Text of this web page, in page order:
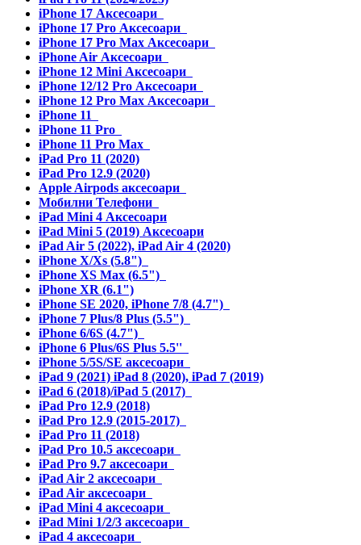
iPhone 17 Аксесоари
iPhone 17 Pro Аксесоари
iPhone 17 Pro Max Аксесоари
iPhone Air Аксесоари
iPhone 12 Mini Аксесоари
iPhone 12/12 Pro Аксесоари
iPhone 12 Pro Max Аксесоари
iPhone 11
iPhone 11 Pro
iPhone 11 Pro Max
iPad Pro 11 (2020)
iPad Pro 12.9 (2020)
Apple Airpods аксесоари
Мобилни Телефони
iPad Mini 4 Аксесоари
iPad Mini 5 (2019) Аксесоари
iPad Air 5 (2022), iPad Air 4 (2020)
iPhone X/Xs (5.8")
iPhone XS Max (6.5")
iPhone XR (6.1")
iPhone SE 2020, iPhone 7/8 (4.7")
iPhone 7 Plus/8 Plus (5.5")
iPhone 6/6S (4.7")
iPhone 6 Plus/6S Plus 5.5''
iPhone 5/5S/SE аксесоари
iPad 9 (2021) iPad 8 (2020), iPad 7 (2019)
iPad 6 (2018)/iPad 5 (2017)
iPad Pro 12.9 (2018)
iPad Pro 12.9 (2015-2017)
iPad Pro 11 (2018)
iPad Pro 10.5 аксесоари
iPad Pro 9.7 аксесоари
iPad Air 2 аксесоари
iPad Air аксесоари
iPad Mini 4 аксесоари
iPad Mini 1/2/3 аксесоари
iPad 4 аксесоари